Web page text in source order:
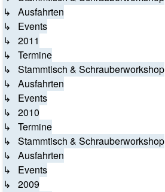
↳ Ausfahrten
↳ Events
↳ 2011
↳ Termine
↳ Stammtisch & Schrauberworkshop
↳ Ausfahrten
↳ Events
↳ 2010
↳ Termine
↳ Stammtisch & Schrauberworkshop
↳ Ausfahrten
↳ Events
↳ 2009